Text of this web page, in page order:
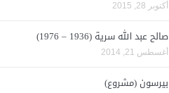
أكتوبر 28, 2015
صالح عبد الله سرية (1936 – 1976)
أغسطس 21, 2014
بيرسون (مشروع)